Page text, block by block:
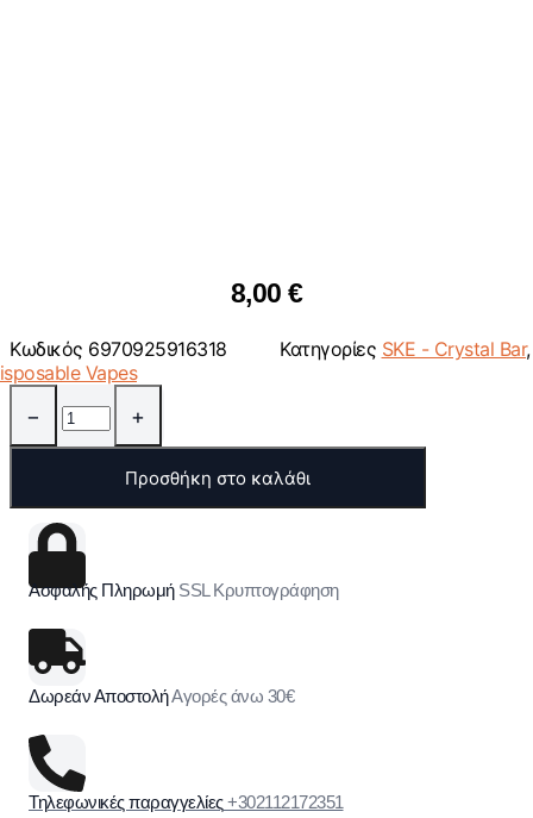
8,00 €
Κωδικός 6970925916318 Κατηγορίες SKE - Crystal Bar,
Vapes
− +
Προσθήκη στο καλάθι
Ασφαλής Πληρωμή SSL Κρυπτογράφηση
Δωρεάν ΑποστολήΑγορές άνω 30€
Τηλεφωνικές παραγγελίες +302112172351